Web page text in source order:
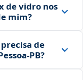
de vidro nos
mim?
de